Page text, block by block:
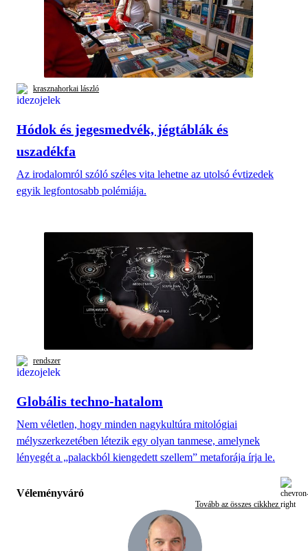
krasznahorkai lászló
Hódok és jegesmedvék, jégtáblák és
uszadékfa
Az irodalomról szóló széles vita lehetne az utolsó évtizedek
egyik legfontosabb polémiája.
rendszer
Globális techno-hatalom
Nem véletlen, hogy minden nagykultúra mitológiai
mélyszerkezetében létezik egy olyan tanmese, amelynek
lényegét a „palackból kiengedett szellem” metaforája írja le.
Véleményváró
Tovább az összes cikkhez